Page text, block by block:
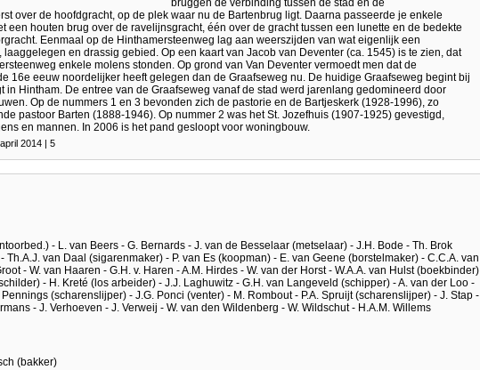
over de hoofdgracht, op de plek waar nu de Bartenbrug ligt. Daarna passeerde je enkele
een houten brug over de ravelijnsgracht, één over de gracht tussen een lunette en de bedekte
Eenmaal op de Hinthamersteenweg lag aan weerszijden van wat eigenlijk een
en drassig gebied. Op een kaart van Jacob van Deventer (ca. 1545) is te zien, dat
enkele molens stonden. Op grond van Van Deventer vermoedt men dat de
16e eeuw noordelijker heeft gelegen dan de Graafseweg nu. De huidige Graafseweg begint bij
in Hintham. De entree van de Graafseweg vanaf de stad werd jarenlang gedomineerd door
Op de nummers 1 en 3 bevonden zich de pastorie en de Bartjeskerk (1928-1996), zo
pastoor Barten (1888-1946). Op nummer 2 was het St. Jozefhuis (1907-1925) gevestigd,
en mannen. In 2006 is het pand gesloopt voor woningbouw.
2014 | 5
- L. van Beers - G. Bernards - J. van de Besselaar (metselaar) - J.H. Bode - Th. Brok
Th.A.J. van Daal (sigarenmaker) - P. van Es (koopman) - E. van Geene (borstelmaker) - C.C.A. van
- W. van Haaren - G.H. v. Haren - A.M. Hirdes - W. van der Horst - W.A.A. van Hulst (boekbinder)
- H. Kreté (los arbeider) - J.J. Laghuwitz - G.H. van Langeveld (schipper) - A. van der Loo -
(scharenslijper) - J.G. Ponci (venter) - M. Rombout - P.A. Spruijt (scharenslijper) - J. Stap -
- J. Verhoeven - J. Verweij - W. van den Wildenberg - W. Wildschut - H.A.M. Willems
(bakker)